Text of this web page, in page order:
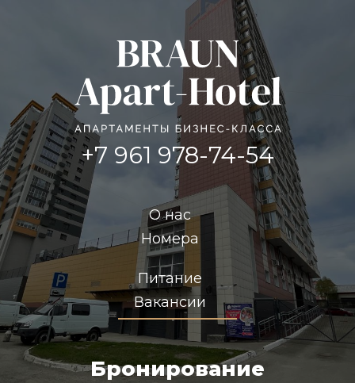
О нас
Номера
Питание
Вакансии
+7 961 978-74-54
Бронирование